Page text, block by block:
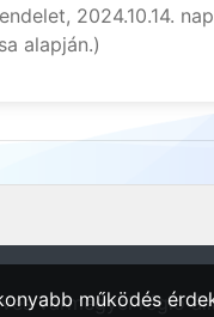
2024.10.14.
alapján.)
vármegyei régió
működés